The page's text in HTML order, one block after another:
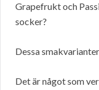
Grapefrukt och
socker?
Dessa
Det är något som